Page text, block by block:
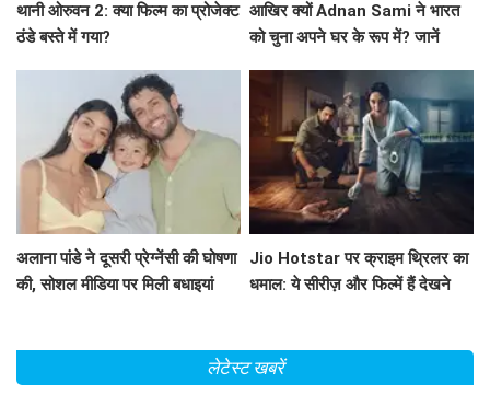
थानी ओरुवन 2: क्या फिल्म का प्रोजेक्ट
ठंडे बस्ते में गया?
आखिर क्यों Adnan Sami ने भारत
को चुना अपने घर के रूप में? जानें
अलाना पांडे ने दूसरी प्रेग्नेंसी की घोषणा
की, सोशल मीडिया पर मिली बधाइयां
Jio Hotstar पर क्राइम थ्रिलर का
धमाल: ये सीरीज़ और फिल्में हैं देखने
लेटेस्ट खबरें